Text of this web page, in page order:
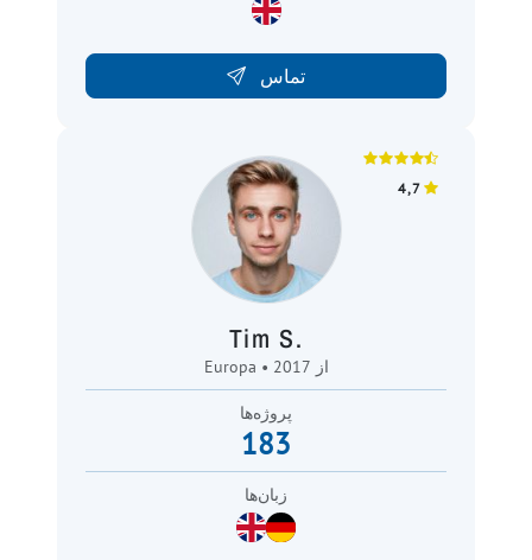
تماس
4,7
Tim S.
Europa • از 2017
پروژه‌ها
183
زبان‌ها